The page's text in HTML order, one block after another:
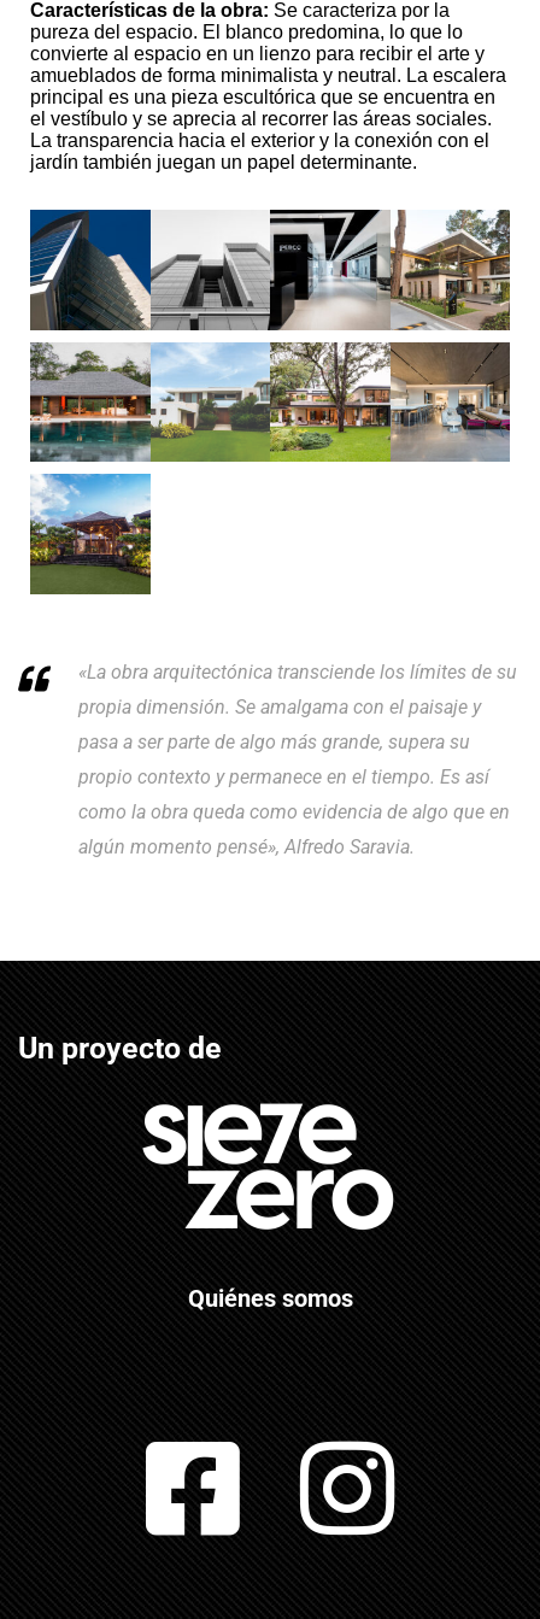
Características de la obra: Se caracteriza por la
pureza del espacio. El blanco predomina, lo que lo
convierte al espacio en un lienzo para recibir el arte y
amueblados de forma minimalista y neutral. La escalera
principal es una pieza escultórica que se encuentra en
el vestíbulo y se aprecia al recorrer las áreas sociales.
La transparencia hacia el exterior y la conexión con el
jardín también juegan un papel determinante.
«La obra arquitectónica transciende los límites de su
propia dimensión. Se amalgama con el paisaje y
pasa a ser parte de algo más grande, supera su
propio contexto y permanece en el tiempo. Es así
como la obra queda como evidencia de algo que en
algún momento pensé», Alfredo Saravia.
Un proyecto de
Quiénes somos